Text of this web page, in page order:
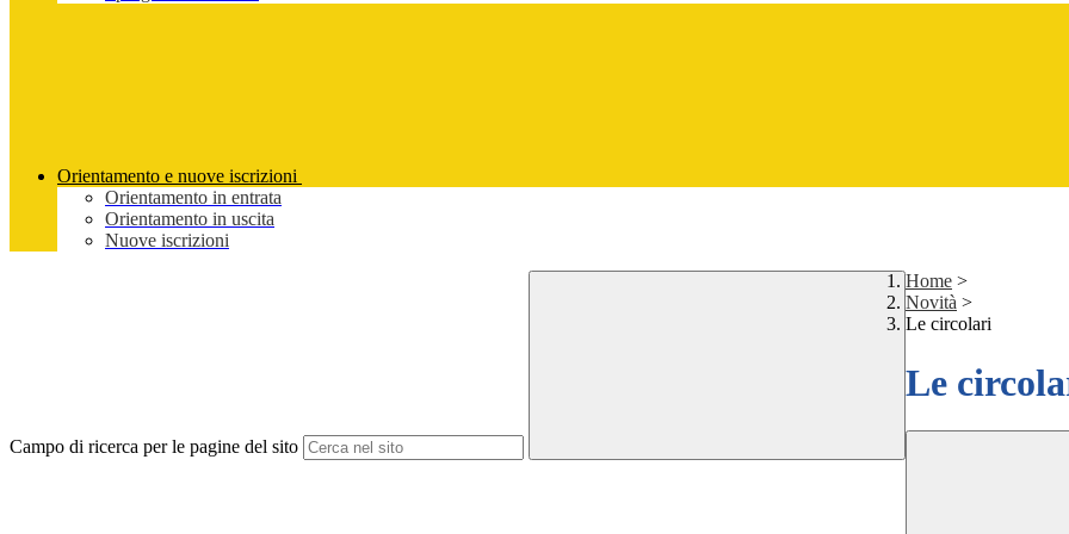
Orientamento e nuove iscrizioni
Orientamento in entrata
Orientamento in uscita
Nuove iscrizioni
Campo di ricerca per le pagine del sito
Home >
Novità >
Le circolari
Le